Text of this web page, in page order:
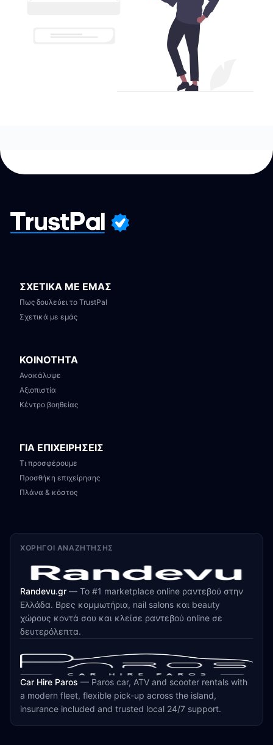
ΣΧΕΤΙΚΑ ΜΕ ΕΜΑΣ
Πως δουλεύει το TrustPal
Σχετικά με εμάς
ΚΟΙΝΟΤΗΤΑ
Ανακάλυψε
Αξιοπιστία
Κέντρο βοηθείας
ΓΙΑ ΕΠΙΧΕΙΡΗΣΕΙΣ
Τι προσφέρουμε
Προσθήκη επιχείρησης
Πλάνα & κόστος
ΧΟΡΗΓΟΊ ΑΝΑΖΉΤΗΣΗΣ
Randevu.gr — Το #1 marketplace online ραντεβού στην
Ελλάδα. Βρες κομμωτήρια, nail salons και beauty
χώρους κοντά σου και κλείσε ραντεβού online σε
δευτερόλεπτα.
Car Hire Paros — Paros car, ATV and scooter rentals with
a modern fleet, flexible pick-up across the island,
insurance included and trusted local 24/7 support.